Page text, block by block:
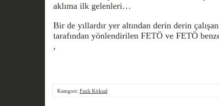
aklıma ilk gelenleri…
Bir de yıllardır yer altından derin derin
tarafından yönlendirilen FETÖ ve FETÖ
,
Kategori: Fazlı Köksal